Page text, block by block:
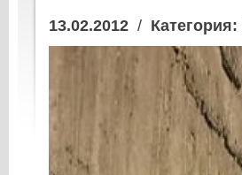
13.02.2012 / Категория: